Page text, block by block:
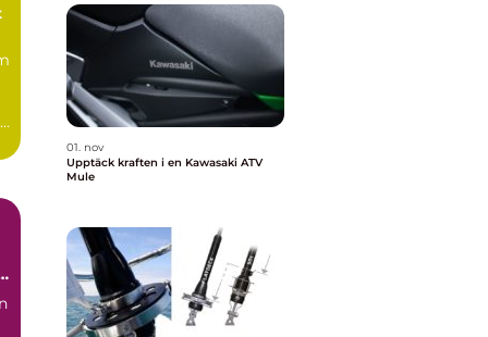
01. nov
Upptäck kraften i en Kawasaki ATV
Mule